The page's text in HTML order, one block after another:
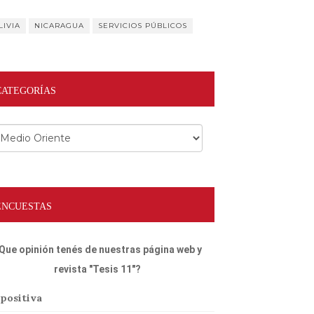
NICARAGUA SERVICIOS PÚBLICOS
opinión tenés de nuestras página web y
revista "Tesis 11"?
positiva